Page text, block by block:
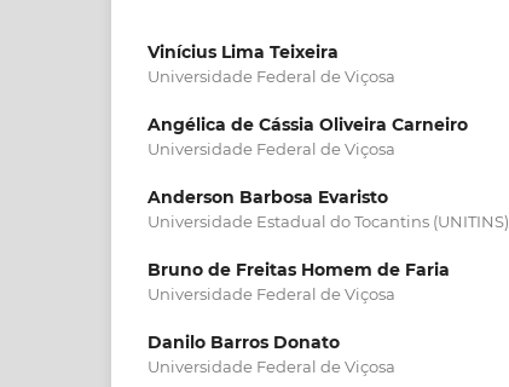
Vinícius Lima Teixeira
Universidade Federal de Viçosa
Angélica de Cássia Oliveira Carneiro
Universidade Federal de Viçosa
Anderson Barbosa Evaristo
Universidade Estadual do Tocantins (UNITINS)
Bruno de Freitas Homem de Faria
Universidade Federal de Viçosa
Danilo Barros Donato
Universidade Federal de Viçosa